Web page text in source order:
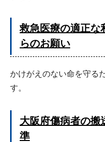
救急医療の適正な
らのお願い
かけがえのない命を守る
す。
大阪府傷病者の搬
準